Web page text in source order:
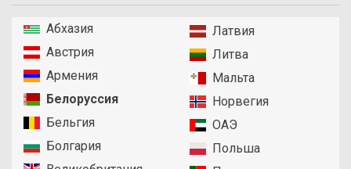
Абхазия
Австрия
Армения
Белоруссия
Бельгия
Болгария
Латвия
Литва
Мальта
Норвегия
ОАЭ
Польша